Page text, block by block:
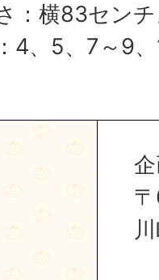
：横83セン
4、5、7～9